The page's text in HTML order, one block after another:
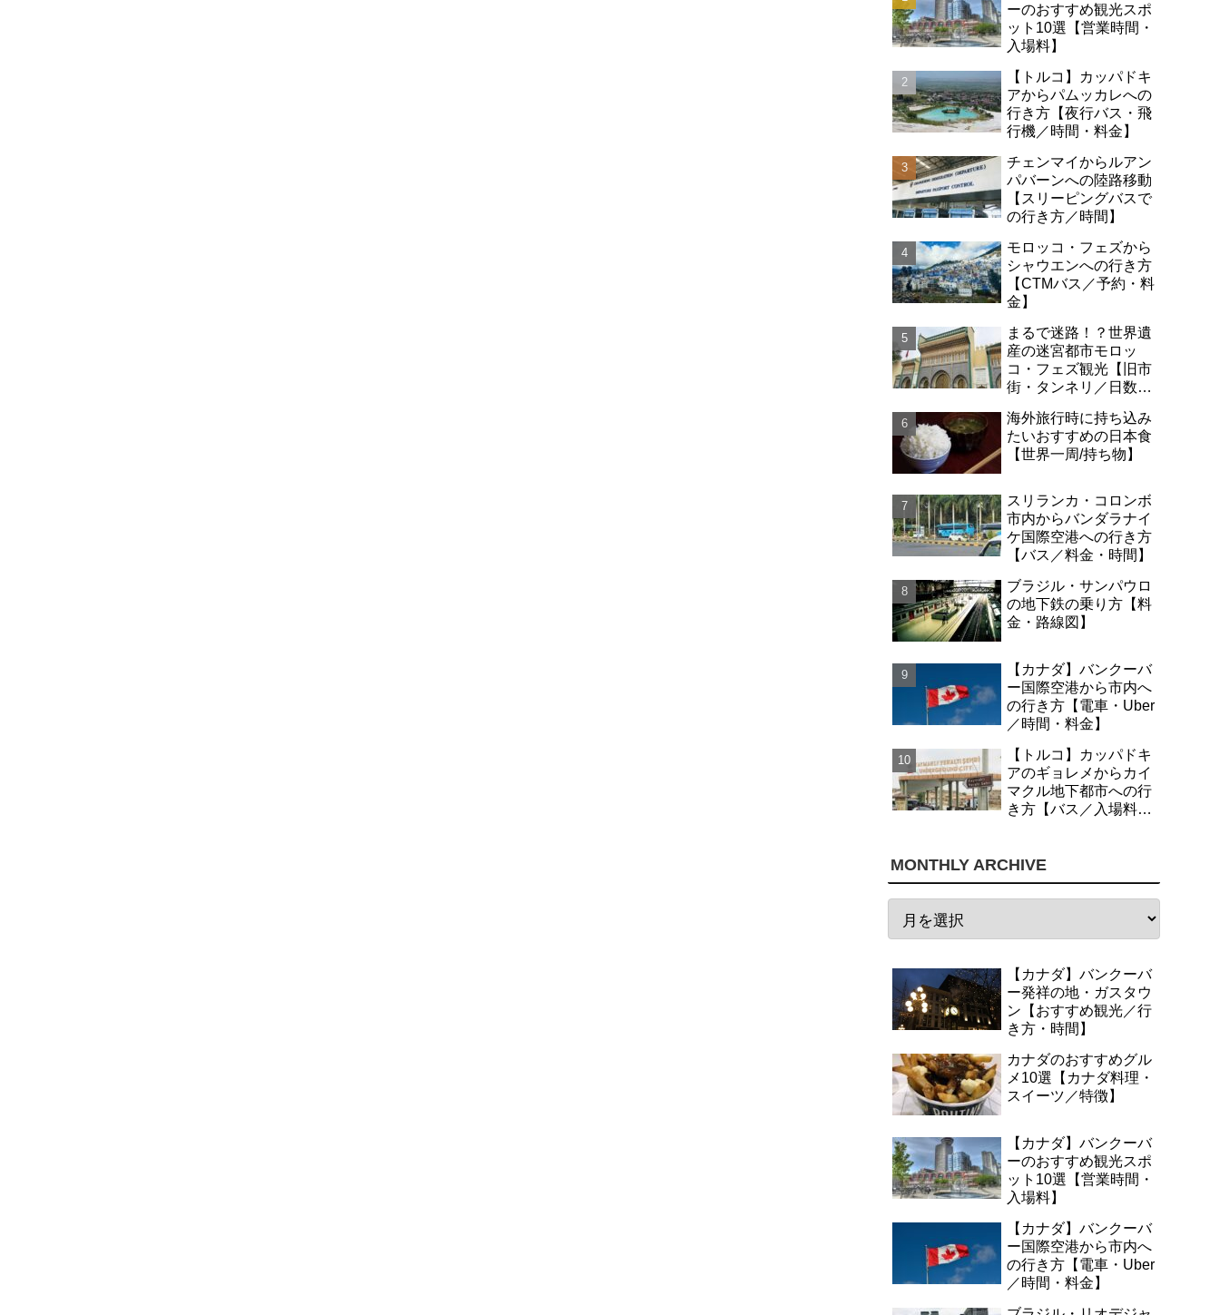
ーのおすすめ観光スポ
ット10選【営業時間・
入場料】
【トルコ】カッパドキ
アからパムッカレへの
行き方【夜行バス・飛
行機／時間・料金】
チェンマイからルアン
パバーンへの陸路移動
【スリーピングバスで
の行き方／時間】
モロッコ・フェズから
シャウエンへの行き方
【CTMバス／予約・料
金】
まるで迷路！？世界遺
産の迷宮都市モロッ
コ・フェズ観光【旧市
街・タンネリ／日数・
海外旅行時に持ち込み
たいおすすめの日本食
【世界一周/持ち物】
スリランカ・コロンボ
市内からバンダラナイ
ケ国際空港への行き方
【バス／料金・時間】
ブラジル・サンパウロ
の地下鉄の乗り方【料
金・路線図】
【カナダ】バンクーバ
ー国際空港から市内へ
の行き方【電車・Uber
／時間・料金】
【トルコ】カッパドキ
アのギョレメからカイ
マクル地下都市への行
き方【バス／入場料・
MONTHLY ARCHIVE
【カナダ】バンクーバ
ー発祥の地・ガスタウ
ン【おすすめ観光／行
き方・時間】
カナダのおすすめグル
メ10選【カナダ料理・
スイーツ／特徴】
【カナダ】バンクーバ
ーのおすすめ観光スポ
ット10選【営業時間・
入場料】
【カナダ】バンクーバ
ー国際空港から市内へ
の行き方【電車・Uber
／時間・料金】